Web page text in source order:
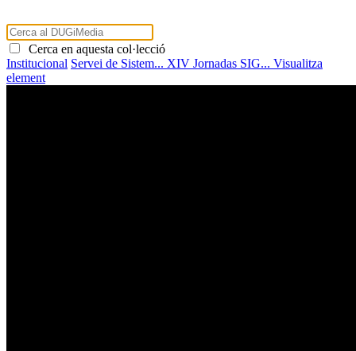
Cerca en aquesta col·lecció
Institucional Servei de Sistem... XIV Jornadas SIG... Visualitza
element